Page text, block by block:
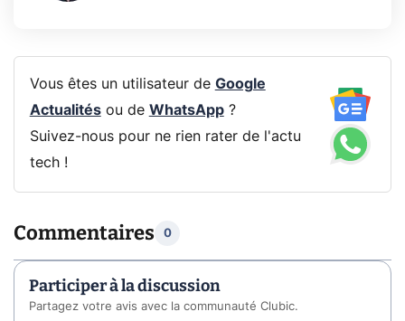
Vous êtes un utilisateur de Google
Actualitésou de WhatsApp?
Suivez-nous pour ne rien rater de l'actu
tech !
Commentaires 0
Participer à la discussion
Partagez votre avis avec la communauté Clubic.